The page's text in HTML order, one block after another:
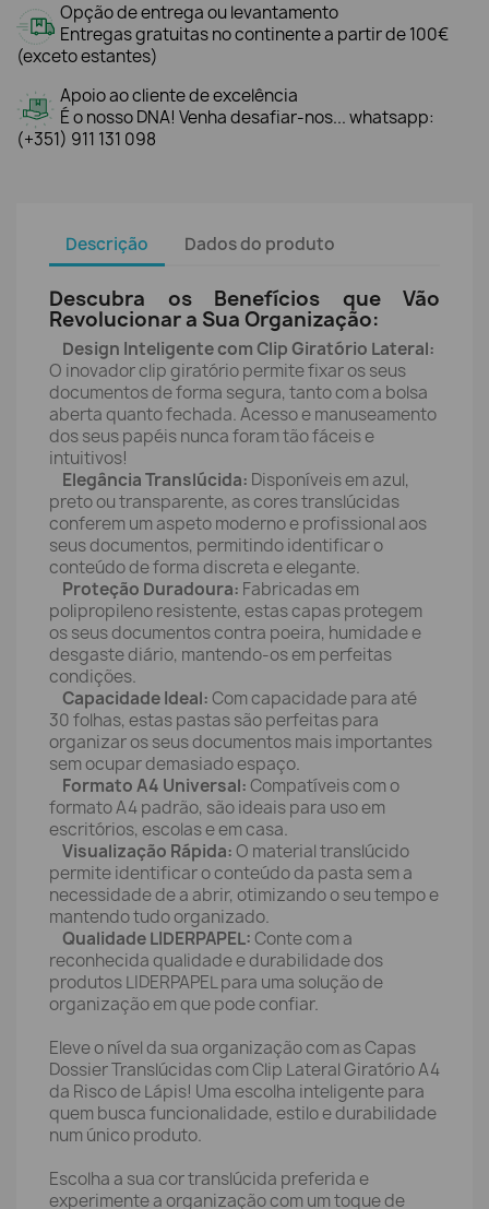
Opção de entrega ou levantamento
Entregas gratuitas no continente a partir de 100€
(exceto estantes)
Apoio ao cliente de excelência
É o nosso DNA! Venha desafiar-nos... whatsapp:
(+351) 911 131 098
Descrição Dados do produto
Descubra os Benefícios que Vão
Revolucionar a Sua Organização:
Design Inteligente com Clip Giratório Lateral:
O inovador clip giratório permite fixar os seus
documentos de forma segura, tanto com a bolsa
aberta quanto fechada. Acesso e manuseamento
dos seus papéis nunca foram tão fáceis e
intuitivos!
Elegância Translúcida: Disponíveis em azul,
preto ou transparente, as cores translúcidas
conferem um aspeto moderno e profissional aos
seus documentos, permitindo identificar o
conteúdo de forma discreta e elegante.
Proteção Duradoura: Fabricadas em
polipropileno resistente, estas capas protegem
os seus documentos contra poeira, humidade e
desgaste diário, mantendo-os em perfeitas
condições.
Capacidade Ideal:Com capacidade para até
30 folhas, estas pastas são perfeitas para
organizar os seus documentos mais importantes
sem ocupar demasiado espaço.
Formato A4 Universal:Compatíveis com o
formato A4 padrão, são ideais para uso em
escritórios, escolas e em casa.
Visualização Rápida:O material translúcido
permite identificar o conteúdo da pasta sem a
necessidade de a abrir, otimizando o seu tempo e
mantendo tudo organizado.
Qualidade LIDERPAPEL:Conte com a
reconhecida qualidade e durabilidade dos
produtos LIDERPAPEL para uma solução de
organização em que pode confiar.
Eleve o nível da sua organização com as Capas
Dossier Translúcidas com Clip Lateral Giratório A4
da Risco de Lápis! Uma escolha inteligente para
quem busca funcionalidade, estilo e durabilidade
num único produto.
Escolha a sua cor translúcida preferida e
experimente a organização com um toque de